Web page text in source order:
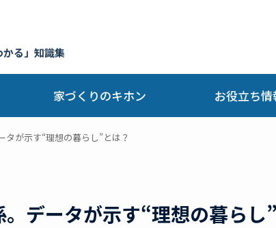
る」知識集
家づくりのキホン お役立ち情
が示す“理想の暮らし”とは？
データが示す“理想の暮らし